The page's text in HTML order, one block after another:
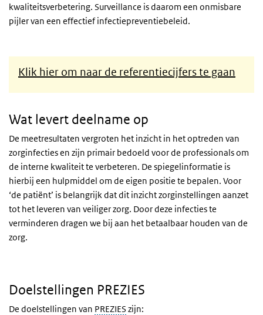
kwaliteitsverbetering. Surveillance is daarom een onmisbare
pijler van een effectief infectiepreventiebeleid.
Klik hier om naar de referentiecijfers te gaan
Wat levert deelname op
De meetresultaten vergroten het inzicht in het optreden van
zorginfecties en zijn primair bedoeld voor de professionals om
de interne kwaliteit te verbeteren. De spiegelinformatie is
hierbij een hulpmiddel om de eigen positie te bepalen. Voor
‘de patiënt’ is belangrijk dat dit inzicht zorginstellingen aanzet
tot het leveren van veiliger zorg. Door deze infecties te
verminderen dragen we bij aan het betaalbaar houden van de
zorg.
Doelstellingen PREZIES
De doelstellingen van PREZIES zijn: